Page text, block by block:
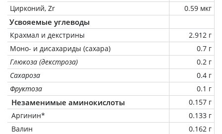
Цирконий, Zr
0.59 мкг
Усвояемые углеводы
Крахмал и декстрины
2.912 г
Моно- и дисахариды (сахара)
0.7 г
Глюкоза (декстроза)
0.2 г
Сахароза
0.4 г
Фруктоза
0.1 г
Незаменимые аминокислоты
0.157 г
Аргинин*
0.133 г
Валин
0.162 г